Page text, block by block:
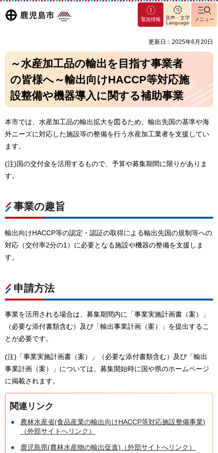
鹿児島
マグ
マシ
緊急情報
音声・文字
Language
メニュー
更新日：2025年6月20日
～水産加工品の輸出を目指す事業者
の皆様へ～輸出向けHACCP等対応施
設整備や機器導入に関する補助事業
本市では、水産加工品の輸出拡大を図るため、輸出先国の基準や海
外ニーズに対応した施設等の整備を行う水産加工業者を支援してい
ます。
(注)国の交付金を活用するもので、予算や募集期間に限りがありま
す。
事業の趣旨
輸出向けHACCP等の認定・認証の取得による輸出先国の規制等への
対応（交付率2分の1）に必要となる施設や機器の整備を支援しま
す。
申請方法
事業を活用される場合は、募集期間内に「事業実施計画書（案）」
（必要な添付書類含む）及び「輸出事業計画（案）」を提出するこ
とが必要です。
(注)「事業実施計画書（案）」（必要な添付書類含む）及び「輸出
事業計画（案）」については、募集開始時に国や県のホームページ
に掲載されます。
関連リンク
農林水産省(食品産業の輸出向けHACCP等対応施設整備事業)
（外部サイトへリンク）
鹿児島県(農林水産物の輸出促進)（外部サイトへリンク）